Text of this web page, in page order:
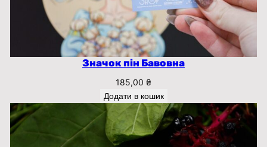
Значок пін Бавовна
185,00 ₴
Додати в кошик